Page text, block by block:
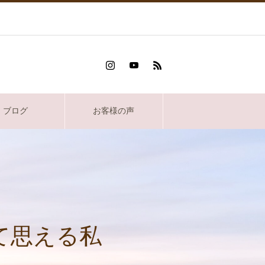
ブログ お客様の声
思える私